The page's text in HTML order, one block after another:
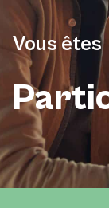
Vous êtes